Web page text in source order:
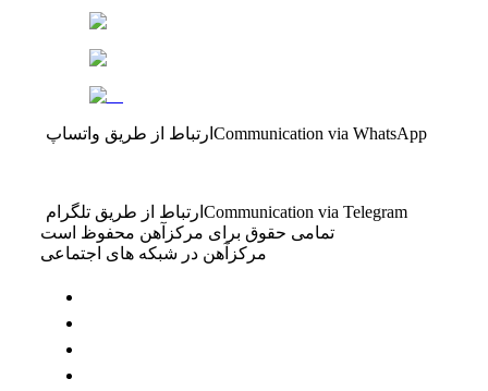
ارتباط از طریق واتساپ Communication via WhatsApp
ارتباط از طریق تلگرام Communication via Telegram
تمامی حقوق برای مرکزآهن محفوظ است
مرکزآهن در شبکه های اجتماعی